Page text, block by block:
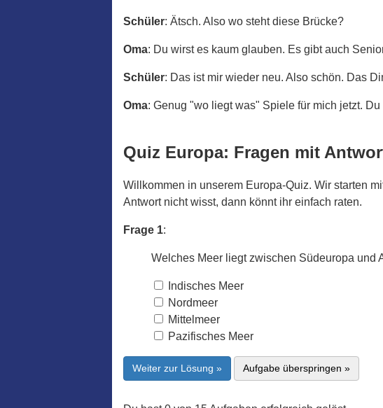
Schüler: Ätsch. Also wo steht diese Brücke?
Oma: Du wirst es kaum glauben. Es gibt auch
Schüler: Das ist mir wieder neu. Also schön. Das
Oma: Genug "wo liegt was" Spiele für mich jetzt.
Quiz Europa: Fragen mit
Willkommen in unserem Europa-Quiz. Wir starten
Antwort nicht wisst, dann könnt ihr einfach raten.
Frage 1:
Welches Meer liegt zwischen Südeuropa und
Indisches Meer
Nordmeer
Mittelmeer
Pazifisches Meer
Weiter zur Lösung » Aufgabe überspringen »